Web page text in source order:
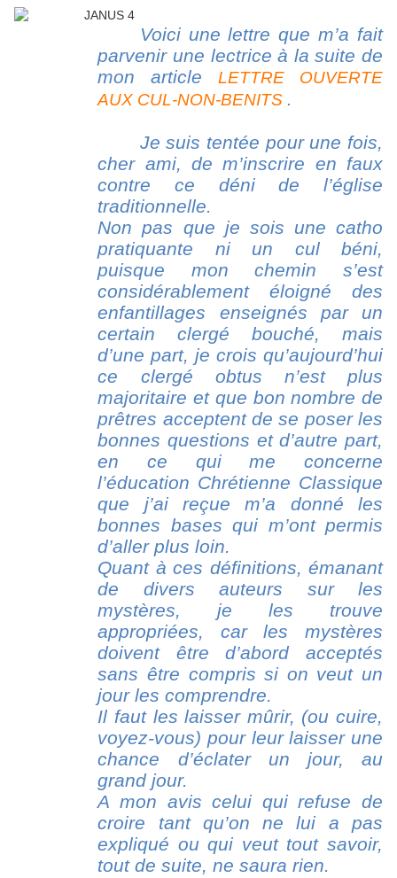
Voici une lettre que m’a fait
parvenir une lectrice à la suite de
mon articleLETTRE OUVERTE
AUX CUL-NON-BENITS .
Je suis tentée pour une fois,
cher ami, de m’inscrire en faux
contre ce déni de l’église
traditionnelle.
Non pas que je sois une catho
pratiquante ni un cul béni,
puisque mon chemin s’est
considérablement éloigné des
enfantillages enseignés par un
certain clergé bouché, mais
d’une part, je crois qu’aujourd’hui
ce clergé obtus n’est plus
majoritaire et que bon nombre de
prêtres acceptent de se poser les
bonnes questions et d’autre part,
en ce qui me concerne
l’éducation Chrétienne Classique
que j’ai reçue m’a donné les
bonnes bases qui m’ont permis
d’aller plus loin.
Quant à ces définitions, émanant
de divers auteurs sur les
mystères, je les trouve
appropriées, car les mystères
doivent être d’abord acceptés
sans être compris si on veut un
jour les comprendre.
Il faut les laisser mûrir, (ou cuire,
voyez-vous) pour leur laisser une
chance d’éclater un jour, au
grand jour.
A mon avis celui qui refuse de
croire tant qu’on ne lui a pas
expliqué ou qui veut tout savoir,
tout de suite, ne saura rien.